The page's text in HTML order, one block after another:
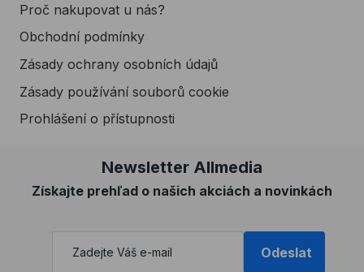
Proč nakupovat u nás?
Obchodní podmínky
Zásady ochrany osobních údajů
Zásady používání souborů cookie
Prohlášení o přístupnosti
Newsletter Allmedia
Získajte prehľad o našich akciách a novinkách
Odeslat